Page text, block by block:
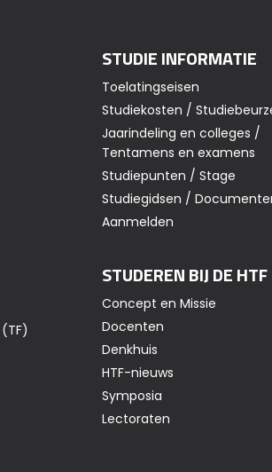
STUDIE INFORMATIE
Toelatingseisen
Studiekosten /
Jaarindeling en colleges /
Tentamens en examens
Studiepunten / Stage
Studiegidsen /
Aanmelden
STUDEREN BIJ DE HTF
Concept en Missie
Docenten
Denkhuis
HTF-nieuws
Symposia
Lectoraten